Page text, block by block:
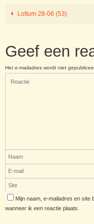
Lottum 28-06 (53)
Geef een
Het e-mailadres wordt niet
Mijn naam, e-mailadres en
wanneer ik een reactie plaats.